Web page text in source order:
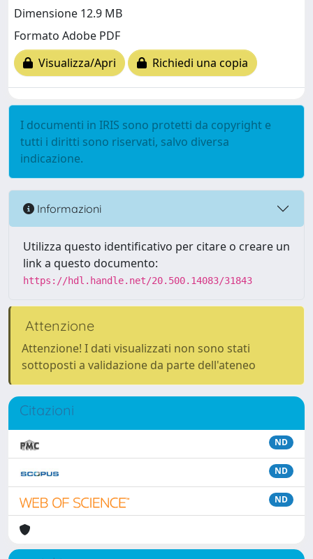
Dimensione 12.9 MB
Formato Adobe PDF
Visualizza/Apri
Richiedi una copia
I documenti in IRIS sono protetti da copyright e
tutti i diritti sono riservati, salvo diversa
indicazione.
Informazioni
Utilizza questo identificativo per citare o creare un
link a questo documento:
https://hdl.handle.net/20.500.14083/31843
Attenzione
Attenzione! I dati visualizzati non sono stati
sottoposti a validazione da parte dell'ateneo
Citazioni
ND
ND
ND